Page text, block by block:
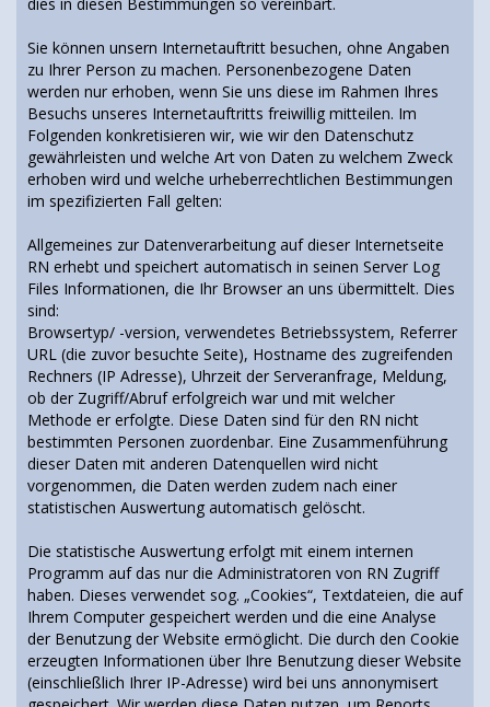
Sie können unsern Internetauftritt besuchen, ohne Angaben
zu Ihrer Person zu machen. Personenbezogene Daten
werden nur erhoben, wenn Sie uns diese im Rahmen Ihres
Besuchs unseres Internetauftritts freiwillig mitteilen. Im
Folgenden konkretisieren wir, wie wir den Datenschutz
gewährleisten und welche Art von Daten zu welchem Zweck
erhoben wird und welche urheberrechtlichen Bestimmungen
im spezifizierten Fall gelten:
Allgemeines zur Datenverarbeitung auf dieser Internetseite
RN erhebt und speichert automatisch in seinen Server Log
Files Informationen, die Ihr Browser an uns übermittelt. Dies
sind:
Browsertyp/ -version, verwendetes Betriebssystem, Referrer
URL (die zuvor besuchte Seite), Hostname des zugreifenden
Rechners (IP Adresse), Uhrzeit der Serveranfrage, Meldung,
ob der Zugriff/Abruf erfolgreich war und mit welcher
Methode er erfolgte. Diese Daten sind für den RN nicht
bestimmten Personen zuordenbar. Eine Zusammenführung
dieser Daten mit anderen Datenquellen wird nicht
vorgenommen, die Daten werden zudem nach einer
statistischen Auswertung automatisch gelöscht.
Die statistische Auswertung erfolgt mit einem internen
Programm auf das nur die Administratoren von RN Zugriff
haben. Dieses verwendet sog. „Cookies“, Textdateien, die auf
Ihrem Computer gespeichert werden und die eine Analyse
der Benutzung der Website ermöglicht. Die durch den Cookie
erzeugten Informationen über Ihre Benutzung dieser Website
(einschließlich Ihrer IP-Adresse) wird bei uns annonymisert